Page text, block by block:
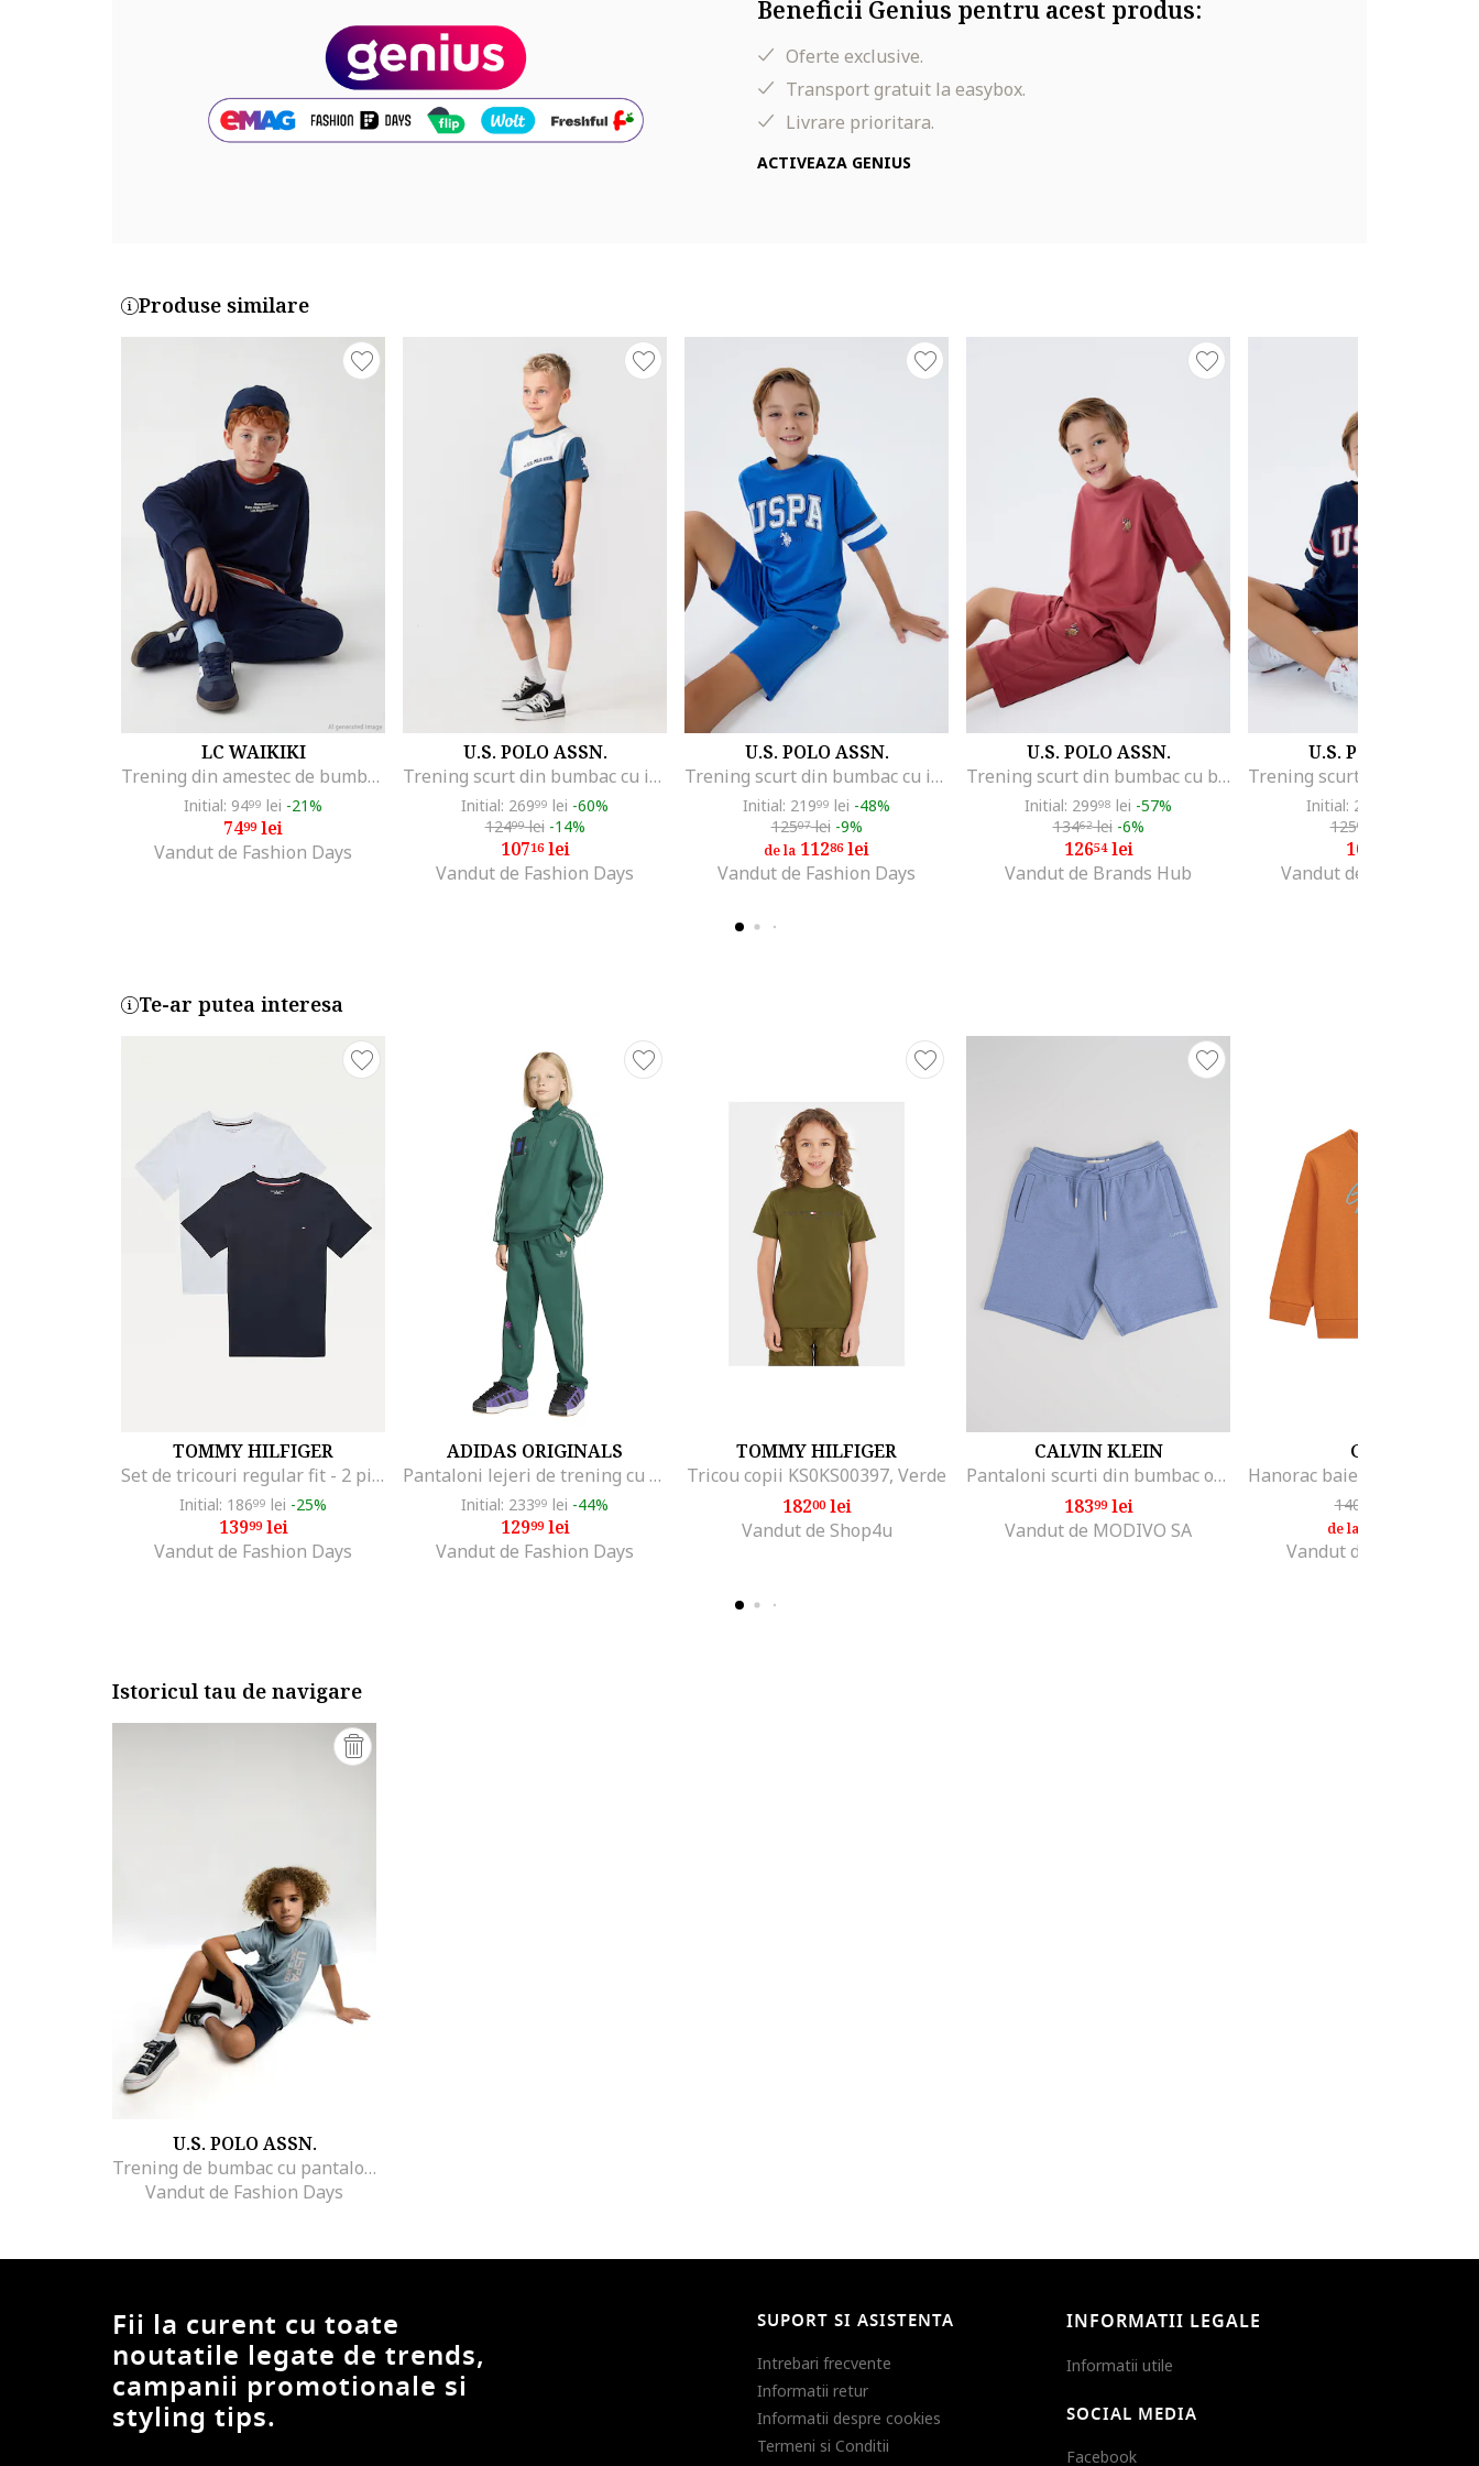
US2025-G-SOFT-GREEN
Beneficii Genius pentru acest produs:
Oferte exclusive.
Transport gratuit la easybox.
Livrare prioritara.
ACTIVEAZA GENIUS
Produse similare
LC WAIKIKI
Trening din amestec de bumbac, Bleumarin
Initial: 9499 lei -21%
7499lei
Vandut de Fashion Days
U.S. POLO ASSN.
Trening scurt din bumbac cu imprimeu logo, Alb/Albastru inchis
Initial: 26999 lei -60%
12499lei -14%
10716lei
Vandut de Fashion Days
U.S. POLO ASSN.
Trening scurt din bumbac cu imprimeu logo supradimensionat, Albastru royal
Initial: 21999 lei -48%
12507lei -9%
de la 11286lei
Vandut de Fashion Days
U.S. POLO ASSN.
Trening scurt din bumbac cu broderie logo discreta, Rosu capsuna
Initial: 29998 lei -57%
13462lei -6%
12654lei
Vandut de Brands Hub
U.S. POLO ASSN.
Initial: 219
12507
107
Vandut de Fashion Days
Te-ar putea interesa
TOMMY HILFIGER
Set de tricouri regular fit - 2 piese, Alb/Albastru inchis
Initial: 18699 lei -25%
13999lei
Vandut de Fashion Days
ADIDAS ORIGINALS
Pantaloni lejeri de trening cu cordon Minecraft, Verde
Initial: 23399 lei -44%
12999lei
Vandut de Fashion Days
TOMMY HILFIGER
Tricou copii KS0KS00397, Verde
18200lei
Vandut de Shop4u
CALVIN KLEIN
Pantaloni scurti din bumbac organic cu logo, Albastru inchis
18399lei
Vandut de MODIVO SA
GUESS
140
de la
Vandut de MODIVO SA
Istoricul tau de navigare
U.S. POLO ASSN.
Trening de bumbac cu pantaloni scurti si imprimeu logo, Albastru pastel
Vandut de Fashion Days
Fii la curent cu toate
noutatile legate de trends,
campanii promotionale si
styling tips.
SUPORT SI ASISTENTA
Intrebari frecvente
Informatii retur
Informatii despre cookies
Termeni si Conditii
INFORMATII LEGALE
Informatii utile
SOCIAL MEDIA
Facebook